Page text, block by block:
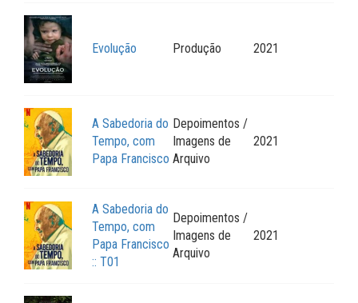
Evolução Produção 2021
A Sabedoria do
Tempo, com
Papa Francisco
Depoimentos /
Imagens de
Arquivo
2021
A Sabedoria do
Tempo, com
Papa Francisco
:: T01
Depoimentos /
Imagens de
Arquivo
2021